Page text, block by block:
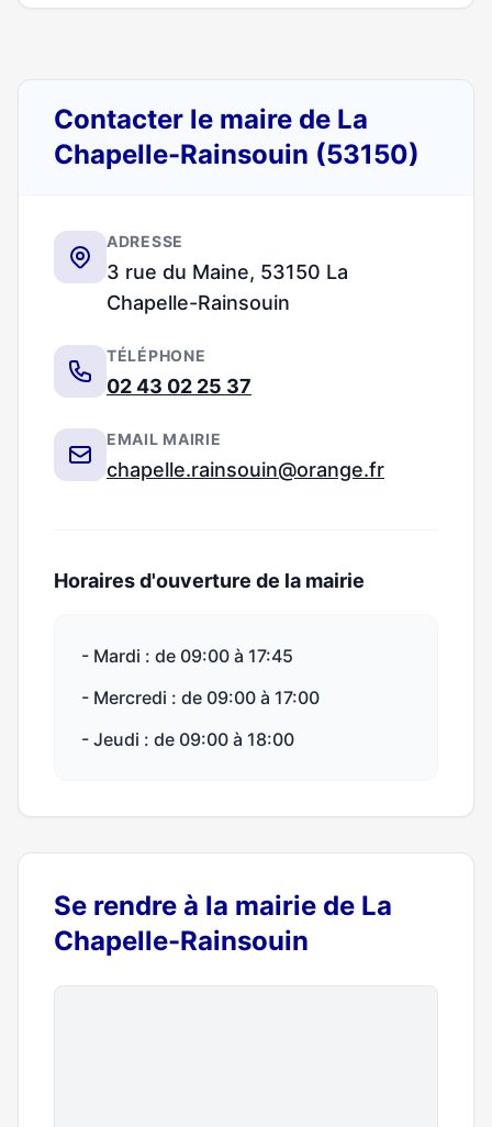
Contacter le maire de La
Chapelle-Rainsouin (53150)
ADRESSE
3 rue du Maine, 53150 La
Chapelle-Rainsouin
TÉLÉPHONE
02 43 02 25 37
EMAIL MAIRIE
chapelle.rainsouin@orange.fr
Horaires d'ouverture de la mairie
- Mardi : de 09:00 à 17:45
- Mercredi : de 09:00 à 17:00
- Jeudi : de 09:00 à 18:00
Se rendre à la mairie de La
Chapelle-Rainsouin